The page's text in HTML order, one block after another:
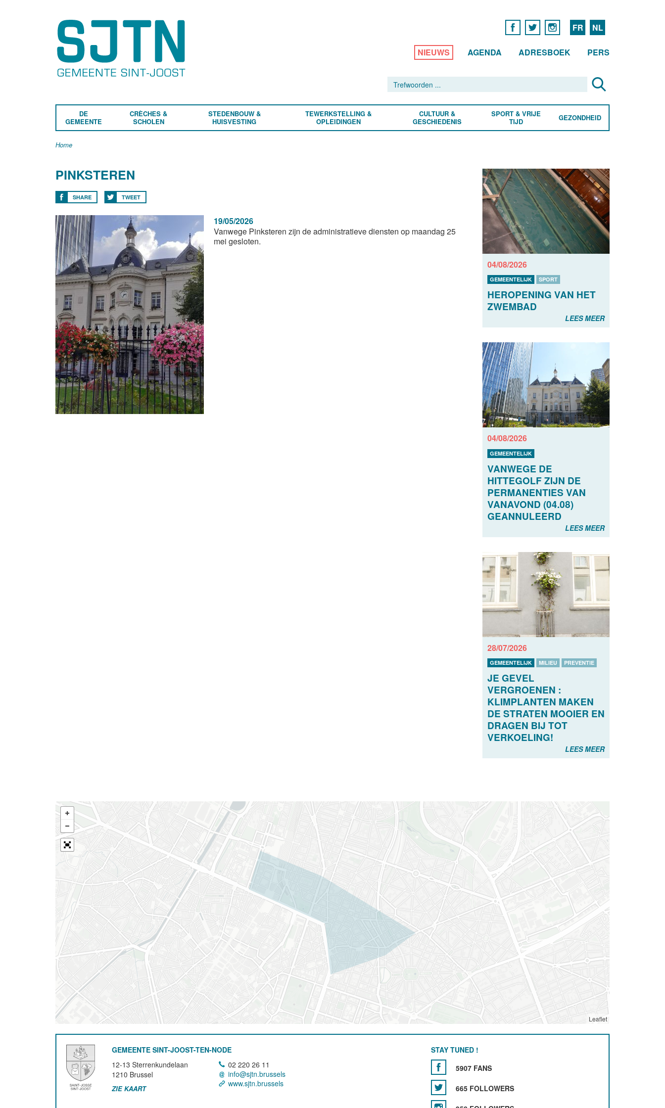
FR NL
NIEUWS AGENDA ADRESBOEK PERS
DE
GEMEENTE
CRÈCHES &
SCHOLEN
STEDENBOUW &
HUISVESTING
TEWERKSTELLING &
OPLEIDINGEN
CULTUUR &
GESCHIEDENIS
SPORT & VRIJE
TIJD
GEZONDHEID
Home
PINKSTEREN
SHARE TWEET
19/05/2026
Vanwege Pinksteren zijn de administratieve diensten op maandag 25
mei gesloten.
04/08/2026
GEMEENTELIJK SPORT
HEROPENING VAN HET
ZWEMBAD
LEES MEER
04/08/2026
GEMEENTELIJK
VANWEGE DE
HITTEGOLF ZIJN DE
PERMANENTIES VAN
VANAVOND (04.08)
GEANNULEERD
LEES MEER
28/07/2026
GEMEENTELIJK MILIEU PREVENTIE
JE GEVEL
VERGROENEN :
KLIMPLANTEN MAKEN
DE STRATEN MOOIER EN
DRAGEN BIJ TOT
VERKOELING!
LEES MEER
Leaflet
GEMEENTE SINT-JOOST-TEN-NODE
12-13 Sterrenkundelaan
1210 Brussel
ZIE KAART
02 220 26 11
info@sjtn.brussels
www.sjtn.brussels
STAY TUNED !
5907 FANS
665 FOLLOWERS